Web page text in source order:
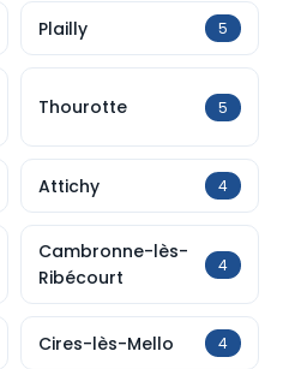
Plailly 5
Thourotte 5
Attichy 4
Cambronne-lès-
Ribécourt
4
Cires-lès-Mello 4